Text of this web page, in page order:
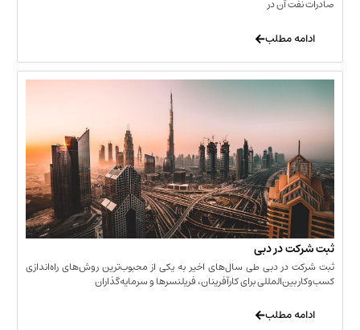
در دبی
دبی طی سال‌های اخیر به یکی از محبوب‌ترین روش‌های راه‌اندازی
برای کارآفرینان، فریلنسرها و سرمایه‌گذاران